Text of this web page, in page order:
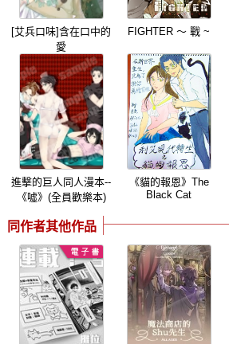
[艾兵口味]含在口中的
愛
FIGHTER ～ 戰 ~
進擊的巨人同人漫本--
《噓》(全員歡樂本)
《貓的報恩》The
Black Cat
同作者其他作品